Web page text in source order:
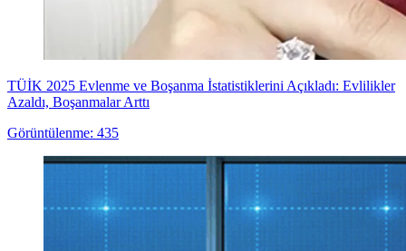
TÜİK 2025 Evlenme ve Boşanma İstatistiklerini Açıkladı: Evlilikler
Azaldı, Boşanmalar Arttı
Görüntülenme: 435